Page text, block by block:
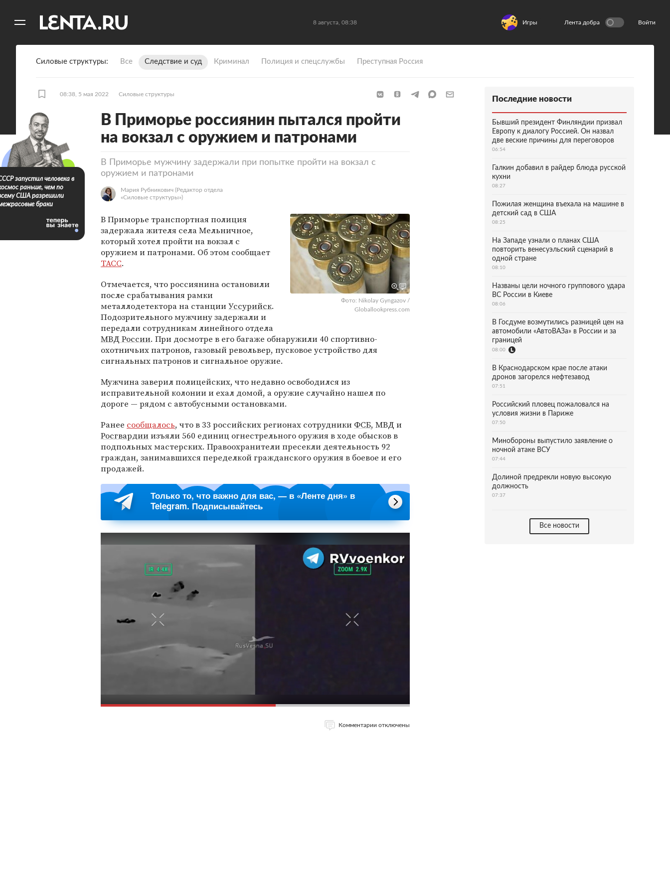
8 августа, 08:38 Игры Лента добра Войти
Силовые структуры Все Следствие и суд Криминал Полиция и спецслужбы Преступная Россия
08:38, 5 мая 2022 Силовые структуры
В Приморье россиянин пытался пройти
на вокзал с оружием и патронами
В Приморье мужчину задержали при попытке пройти на вокзал с
оружием и патронами
Мария Рубникович (Редактор отдела
«Силовые структуры»)
Фото: Nikolay Gyngazov /
Globallookpress.com
В Приморье транспортная полиция
задержала жителя села Мельничное,
который хотел пройти на вокзал с
оружием и патронами. Об этом сообщает
ТАСС.
Отмечается, что россиянина остановили
после срабатывания рамки
металлодетектора на станцииУссурийск.
Подозрительного мужчину задержали и
передали сотрудникам линейного отдела
МВД России. При досмотре в его багаже обнаружили 40 спортивно-
охотничьих патронов, газовый револьвер, пусковое устройство для
сигнальных патронов и сигнальное оружие.
Мужчина заверил полицейских, что недавно освободился из
исправительной колонии и ехал домой, а оружие случайно нашел по
дороге — рядом с автобусными остановками.
Ранее сообщалось, что в 33 российских регионах сотрудники ФСБ, МВД и
Росгвардииизъяли 560 единиц огнестрельного оружия в ходе обысков в
подпольных мастерских. Правоохранители пресекли деятельность 92
граждан, занимавшихся переделкой гражданского оружия в боевое и его
продажей.
Только то, что важно для вас, — в «Ленте дня» в
Telegram. Подписывайтесь
Комментарии отключены
запустил человека в
раньше, чем по
США разрешили
браки
Последние новости
Бывший президент Финляндии призвал
Европу к диалогу Россией. Он назвал
две веские причины для переговоров
06:54
Галкин добавил в райдер блюда русской
кухни
08:27
Пожилая женщина въехала на машине в
детский сад в США
08:25
На Западе узнали о планах США
повторить венесуэльский сценарий в
одной стране
08:10
Названы цели ночного группового удара
ВС России в Киеве
08:06
В Госдуме возмутились разницей цен на
автомобили «АвтоВАЗа» в России и за
границей
08:00
В Краснодарском крае после атаки
дронов загорелся нефтезавод
07:51
Российский пловец пожаловался на
условия жизни в Париже
07:50
Минобороны выпустило заявление о
ночной атаке ВСУ
07:44
Долиной предрекли новую высокую
должность
07:37
Все новости